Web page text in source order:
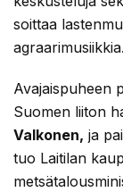
soittaa
agraarimusiikkia.
Avajaispuheen
Suomen liiton
Valkonen, ja
tuo Laitilan